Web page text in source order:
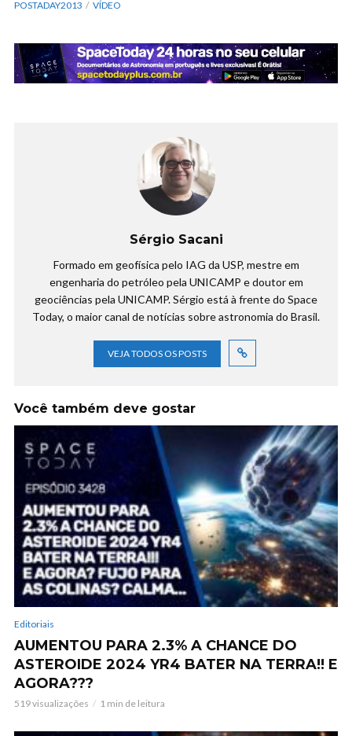
POSTADAY2013 VÍDEO
Sérgio Sacani
Formado em geofísica pelo IAG da USP, mestre em
engenharia do petróleo pela UNICAMP e doutor em
geociências pela UNICAMP. Sérgio está à frente do Space
Today, o maior canal de notícias sobre astronomia do Brasil.
VEJA TODOS OS POSTS
Você também deve gostar
Editoriais
AUMENTOU PARA 2.3% A CHANCE DO
ASTEROIDE 2024 YR4 BATER NA TERRA!! E
AGORA???
519 visualizações 1 min de leitura